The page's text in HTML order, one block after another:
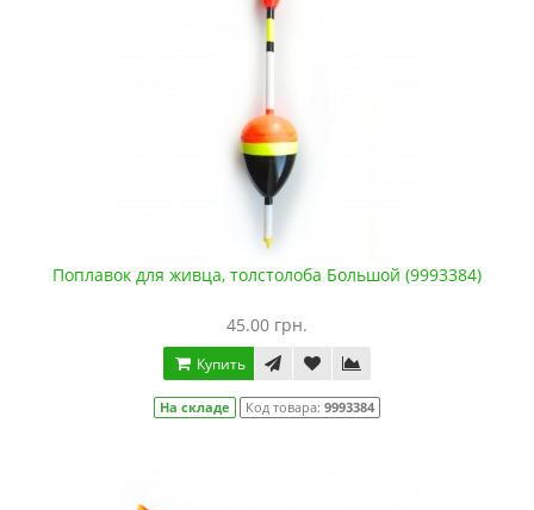
Поплавок для живца, толстолоба Большой (9993384)
45.00 грн.
Купить
На складе Код товара: 9993384